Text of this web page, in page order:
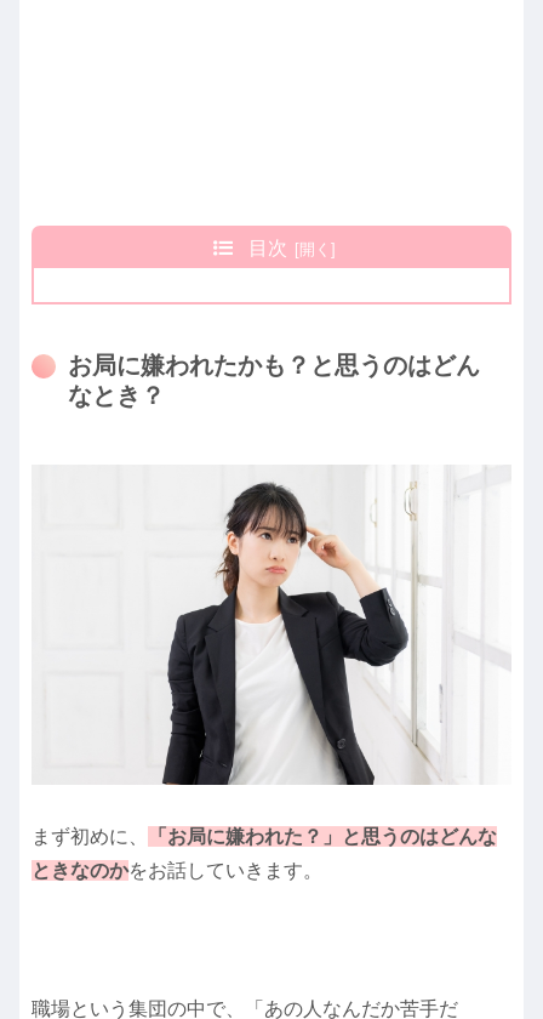
目次
お局に嫌われたかも？と思うのはどん
なとき？
まず初めに、
「お局に嫌われた？」と思うのはどんな
ときなのかをお話していきます。
職場という集団の中で、「あの人なんだか苦手だ